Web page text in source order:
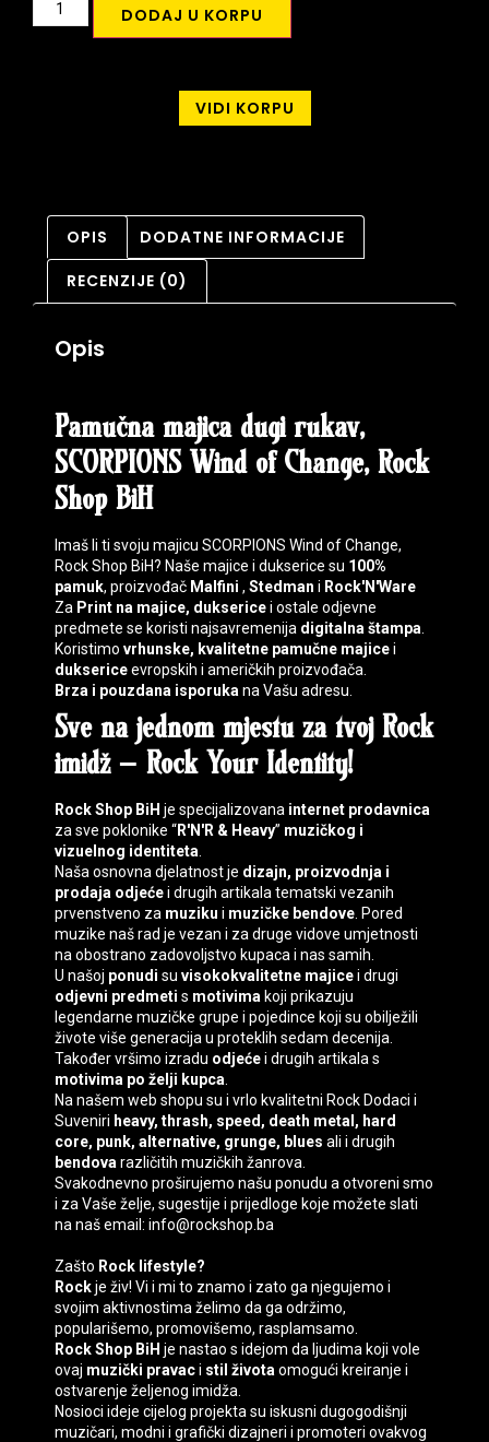
DODAJ U KORPU
VIDI KORPU
OPIS DODATNE INFORMACIJE
RECENZIJE (0)
Opis
Pamučna majica dugi rukav,
SCORPIONS Wind of Change, Rock
Shop BiH
Imaš li ti svoju majicu SCORPIONS Wind of Change,
Rock Shop BiH? Naše majice i dukserice su 100%
pamuk, proizvođač Malfini , Stedman i Rock'N'Ware
Za Print na majice, duksericei ostale odjevne
predmete se koristi najsavremenija digitalna štampa
Koristimo vrhunske, kvalitetne pamučne majicei
duksericeevropskih i američkih proizvođača.
Brza i pouzdana isporuka na Vašu adresu.
Sve na jednom mjestu za tvoj Rock
imidž– Rock Your Identity!
Rock Shop BiH je specijalizovana internet prodavnica
za sve poklonike “R'N'R & Heavy” muzičkog i
vizuelnog identiteta
Naša osnovna djelatnost je dizajn, proizvodnja i
prodaja odjećei drugih artikala tematski vezanih
prvenstveno za muziku i muzičke bendove . Pored
muzike naš rad je vezan i za druge vidove umjetnosti
na obostrano zadovoljstvo kupaca i nas samih.
U našoj ponudi su visokokvalitetne majicei drugi
odjevni predmeti s motivima koji prikazuju
legendarne muzičke grupe i pojedince koji su obilježili
živote više generacija u proteklih sedam decenija.
Također vršimo izradu odjećei drugih artikala s
motivima po želji kupca
Na našem web shopu su i vrlo kvalitetni Rock Dodaci i
Suveniri heavy, thrash, speed, death metal, hard
core, punk, alternative, grunge, blues ali i drugih
bendova različitih muzičkih žanrova.
Svakodnevno proširujemo našu ponudu a otvoreni smo
i za Vaše želje, sugestije i prijedloge koje možete slati
na naš email: info@rockshop.ba
Zašto Rock lifestyle?
Rockje živ! Vi i mi to znamo i zato ga njegujemo i
svojim aktivnostima želimo da ga održimo,
popularišemo, promovišemo, rasplamsamo.
Rock Shop BiH je nastao s idejom da ljudima koji vole
ovaj muzički pravaci stil života omogući kreiranje i
ostvarenje željenog imidža.
Nosioci ideje cijelog projekta su iskusni dugogodišnji
muzičari, modni i grafički dizajneri i promoteri ovakvog